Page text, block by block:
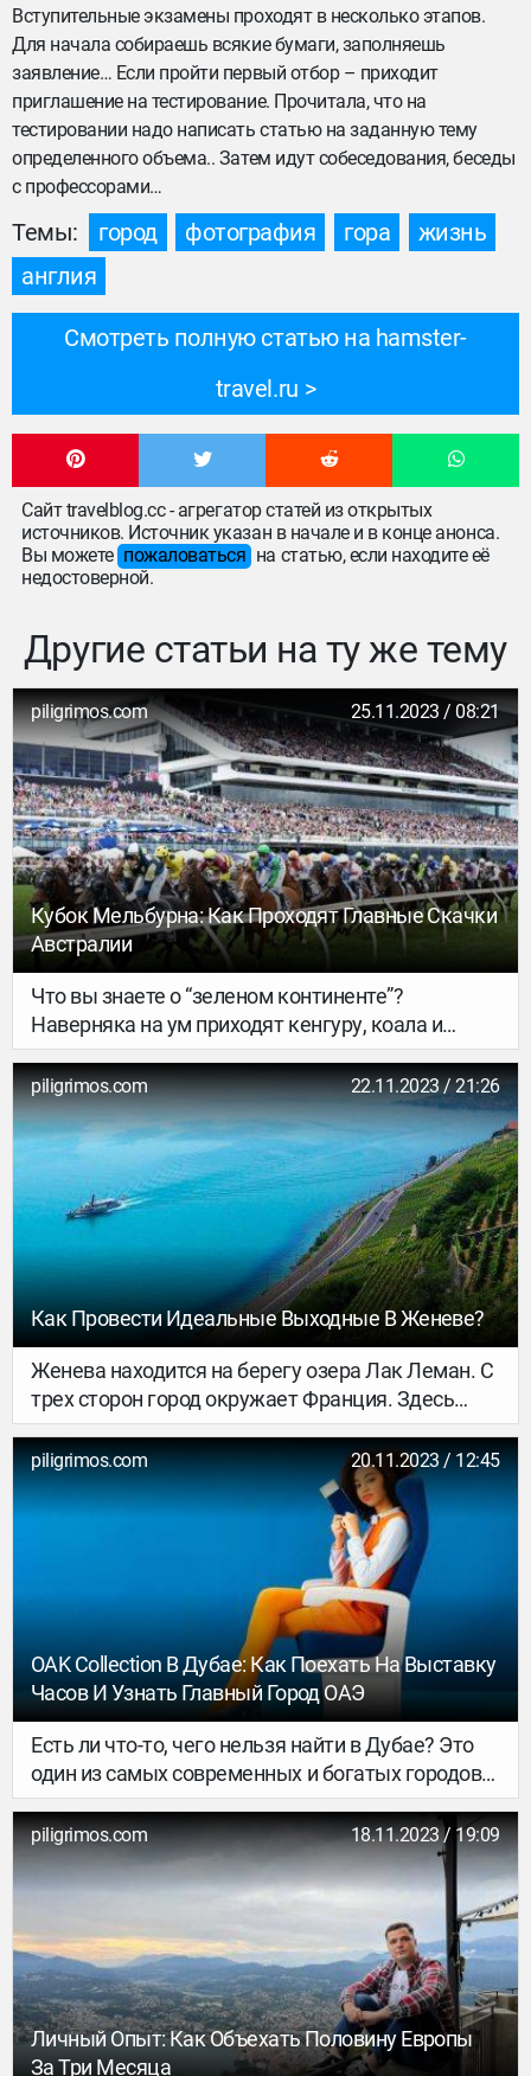
Вступительные экзамены проходят в несколько этапов.
Для начала собираешь всякие бумаги, заполняешь
заявление… Если пройти первый отбор – приходит
приглашение на тестирование. Прочитала, что на
тестировании надо написать статью на заданную тему
определенного объема.. Затем идут собеседования, беседы
с профессорами…
Темы: город фотография гора
жизнь
англия
Смотреть полную статью на hamster-
travel.ru
Сайт travelblog.cc - агрегатор статей из открытых
источников. Источник указан в начале и в конце анонса.
Вы можете пожаловаться на статью, если находите её
недостоверной.
Другие статьи на ту же тему
piligrimos.com 25.11.2023 / 08:21
Кубок Мельбурна: Как Проходят Главные Скачки
Австралии
Что вы знаете о “зеленом континенте”?
Наверняка на ум приходят кенгуру, коала и
оперный театр в Сиднее? Однако Австралия не
ограничивается только этими символами.
Ежегодно в стране проходят соревнования, ради
которых вся нация в буквальном смысле
замолкает. В нашем тексте рассказываем, что
такое Кубок Мельбурна, чем он знаменит и
почему местные придают ему такое значение.
piligrimos.com 22.11.2023 / 21:26
Как Провести Идеальные Выходные В Женеве?
Женева находится на берегу озера Лак Леман. С
трех сторон город окружает Франция. Здесь
также находится один из четырех главных
офисов Организации Объединенных Наций.
Постоянный поток влиятельных иностранных
гостей в Женеву поставил моду, роскошные
магазины и изысканные рестораны на первый
piligrimos.com 20.11.2023 / 12:45
OAK Collection В Дубае: Как Поехать На Выставку
Часов И Узнать Главный Город ОАЭ
Есть ли что-то, чего нельзя найти в Дубае? Это
один из самых современных и богатых городов
мира. Здесь можно не только отдохнуть на
берегу Персидского залива, но и стать частью
знаковых спортивных и культурных событий. В
нашем материале рассказываем об уникальной
выставке часов и предлагаем еще несколько
интересных вариантов досуга.
piligrimos.com 18.11.2023 / 19:09
Личный Опыт: Как Объехать Половину Европы
За Три Месяца